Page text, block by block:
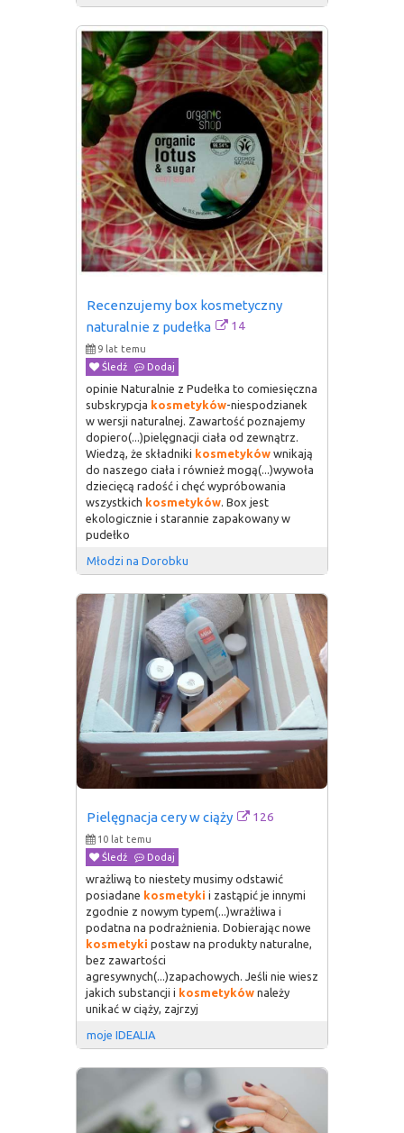
Recenzujemy box kosmetyczny
naturalnie z pudełka
14
9 lat temu
Śledź
Dodaj
opinie Naturalnie z Pudełka to comiesięczna
subskrypcja kosmetyków-niespodzianek
w wersji naturalnej. Zawartość poznajemy
dopiero(...)pielęgnacji ciała od zewnątrz.
Wiedzą, że składniki kosmetyków wnikają
do naszego ciała i również mogą(...)wywoła
dziecięcą radość i chęć wypróbowania
wszystkich kosmetyków. Box jest
ekologicznie i starannie zapakowany w
pudełko
Młodzi na Dorobku
Pielęgnacja cery w ciąży 126
10 lat temu
Śledź
Dodaj
wrażliwą to niestety musimy odstawić
posiadane kosmetyki i zastąpić je innymi
zgodnie z nowym typem(...)wrażliwa i
podatna na podrażnienia. Dobierając nowe
kosmetyki postaw na produkty naturalne,
bez zawartości
agresywnych(...)zapachowych. Jeśli nie wiesz
jakich substancji i kosmetyków należy
unikać w ciąży, zajrzyj
moje IDEALIA